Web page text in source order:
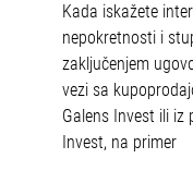
Kada iskažete
nepokretnosti i
zaključenjem
vezi sa
Galens Invest ili iz
Invest, na primer